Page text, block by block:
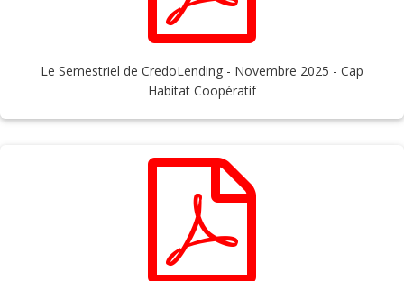
Le Semestriel de CredoLending - Novembre 2025 - Cap
Habitat Coopératif